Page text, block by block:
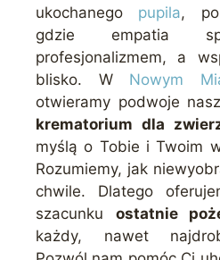
ukochanego pupila,
gdzie empatia
profesjonalizmem, a
blisko. W Nowym
otwieramy podwoje
krematorium dla
myślą o Tobie i Twoim
Rozumiemy, jak
chwile. Dlatego
szacunku ostatnie
każdy, nawet